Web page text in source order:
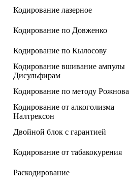
Кодирование лазерное
Кодирование по Довженко
Кодирование по Кылосову
Кодирование вшивание ампулы
Дисульфирам
Кодирование по методу Рожнова
Кодирование от алкоголизма
Налтрексон
Двойной блок с гарантией
Кодирование от табакокурения
Раскодирование